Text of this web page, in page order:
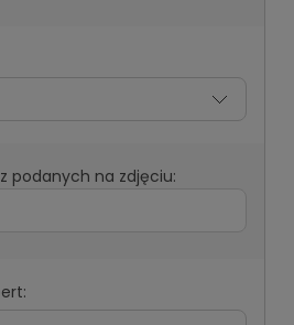
podanych na zdjęciu: